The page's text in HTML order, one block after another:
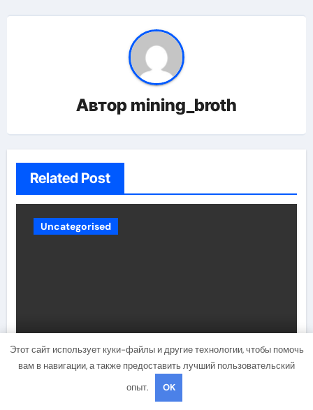
Автор mining_broth
Related Post
Uncategorised
Биография и личная жизнь
Кирсти Элли — история
женщины, преодолевшей все
Этот сайт использует куки-файлы и другие технологии, чтобы помочь
вам в навигации, а также предоставить лучший пользовательский
опыт.
OK